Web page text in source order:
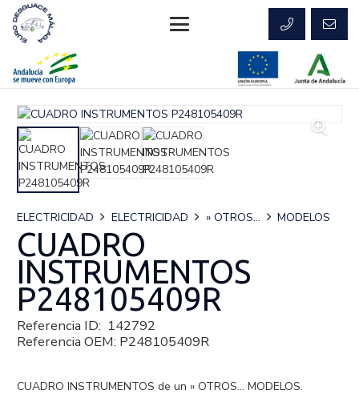
ELECTRICIDAD ELECTRICIDAD » OTROS... MODELOS
CUADRO
INSTRUMENTOS
P248105409R
Referencia ID: 142792
Referencia OEM: P248105409R
CUADRO INSTRUMENTOS de un » OTROS… MODELOS.